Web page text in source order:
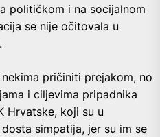
političkom i na socijalnom
se nije očitovala u
pričiniti prejakom, no
i ciljevima pripadnika
Hrvatske, koji su u
simpatija, jer su im se